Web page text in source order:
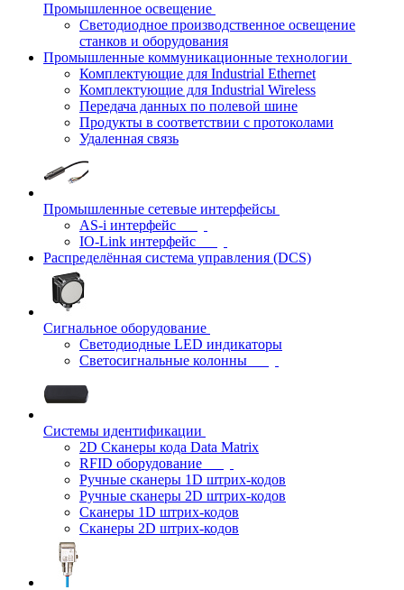
Промышленное освещение
Светодиодное производственное освещение
станков и оборудования
Промышленные коммуникационные технологии
Комплектующие для Industrial Ethernet
Комплектующие для Industrial Wireless
Передача данных по полевой шине
Продукты в соответствии с протоколами
Удаленная связь
Промышленные сетевые интерфейсы
AS-i интерфейс
IO-Link интерфейс
Распределённая система управления (DCS)
Сигнальное оборудование
Светодиодные LED индикаторы
Светосигнальные колонны
Системы идентификации
2D Сканеры кода Data Matrix
RFID оборудование
Ручные сканеры 1D штрих-кодов
Ручные сканеры 2D штрих-кодов
Сканеры 1D штрих-кодов
Сканеры 2D штрих-кодов